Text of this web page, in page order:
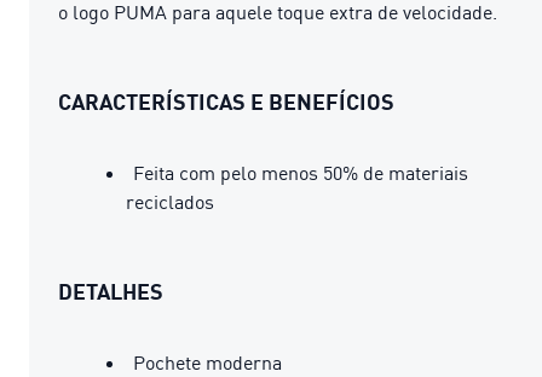
o logo PUMA para aquele toque extra de velocidade.
CARACTERÍSTICAS E BENEFÍCIOS
Feita com pelo menos 50% de materiais
reciclados
DETALHES
Pochete moderna